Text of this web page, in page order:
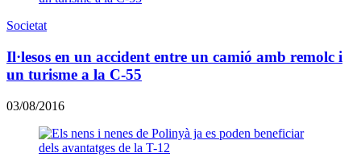
Societat
Il·lesos en un accident entre un camió amb remolc i
un turisme a la C-55
03/08/2016